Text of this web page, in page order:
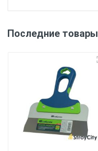
Последние товары